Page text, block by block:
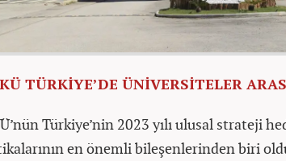
TÜRKİYE’DE ÜNİVERSİTELER
Türkiye’nin 2023 yılı ulusal strateji
en önemli bileşenlerinden biri